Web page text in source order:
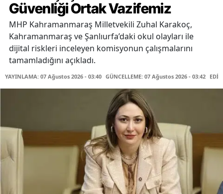
Güvenliği Ortak Vazifemiz
MHP Kahramanmaraş Milletvekili Zuhal Karakoç,
Kahramanmaraş ve Şanlıurfa’daki okul olayları ile
dijital riskleri inceleyen komisyonun çalışmalarını
tamamladığını açıkladı.
YAYINLAMA: 07 Ağustos 2026 - 03:40 GÜNCELLEME: 07 Ağustos 2026 - 03:42